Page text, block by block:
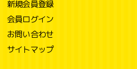
新規会員登録
会員ログイン
お問い合わせ
サイトマップ